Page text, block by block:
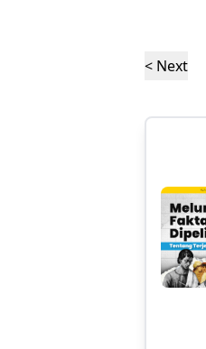
< Next